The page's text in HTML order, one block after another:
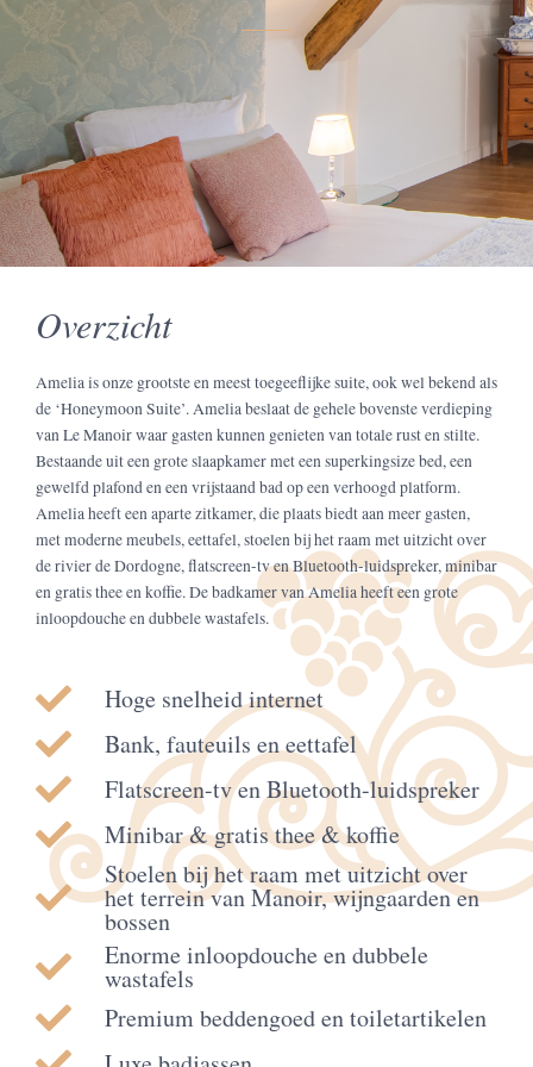
Overzicht
Amelia is onze grootste en meest toegeeflijke suite, ook wel bekend als
de ‘Honeymoon Suite’. Amelia beslaat de gehele bovenste verdieping
van Le Manoir waar gasten kunnen genieten van totale rust en stilte.
Bestaande uit een grote slaapkamer met een superkingsize bed, een
gewelfd plafond en een vrijstaand bad op een verhoogd platform.
Amelia heeft een aparte zitkamer, die plaats biedt aan meer gasten,
met moderne meubels, eettafel, stoelen bij het raam met uitzicht over
de rivier de Dordogne, flatscreen-tv en Bluetooth-luidspreker, minibar
en gratis thee en koffie. De badkamer van Amelia heeft een grote
inloopdouche en dubbele wastafels.
Hoge snelheid internet
Bank, fauteuils en eettafel
Flatscreen-tv en Bluetooth-luidspreker
Minibar & gratis thee & koffie
Stoelen bij het raam met uitzicht over
het terrein van Manoir, wijngaarden en
bossen
Enorme inloopdouche en dubbele
wastafels
Premium beddengoed en toiletartikelen